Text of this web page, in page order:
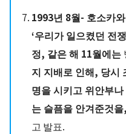
1993년 8월- 호소카
‘우리가 일으켰던 전
정, 같은 해 11월에는
지 지배로 인해, 당시
명을 시키고 위안부
는 슬픔을 안겨준것
고 발표.